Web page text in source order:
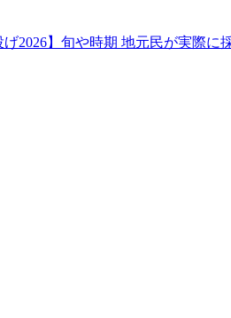
げ2026】旬や時期 地元民が実際に